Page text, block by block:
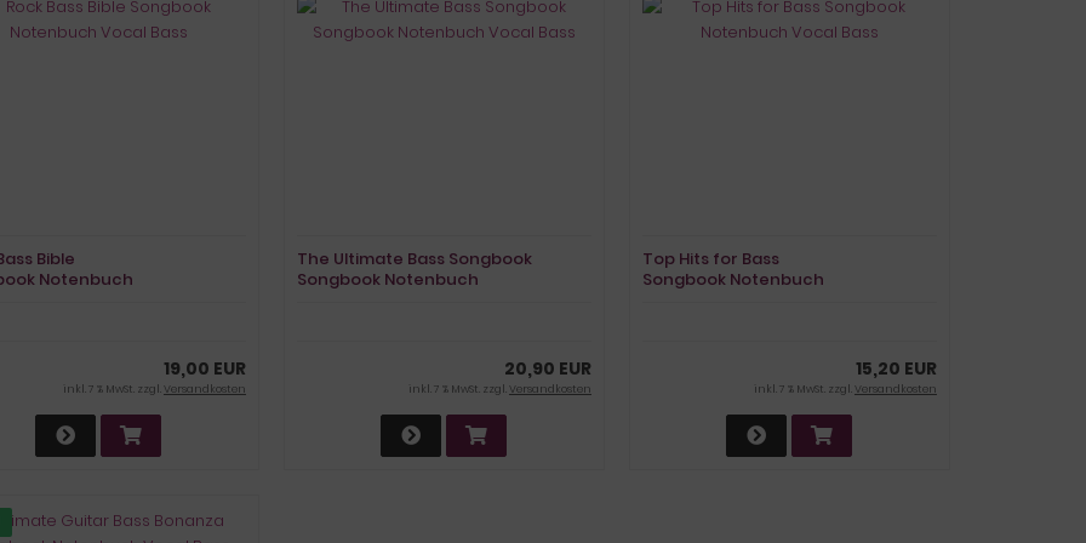
Bible
Notenbuch
19,00 EUR
inkl. 7 % MwSt. zzgl.Versandkosten
The Ultimate Bass Songbook
Songbook Notenbuch
20,90 EUR
inkl. 7 % MwSt. zzgl.Versandkosten
Top Hits for Bass
Songbook Notenbuch
15,20 EUR
inkl. 7 % MwSt. zzgl.Versandkosten